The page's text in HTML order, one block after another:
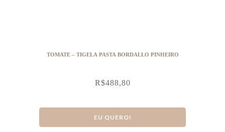
TOMATE – TIGELA PASTA BORDALLO PINHEIRO
R$488,80
EU QUERO!